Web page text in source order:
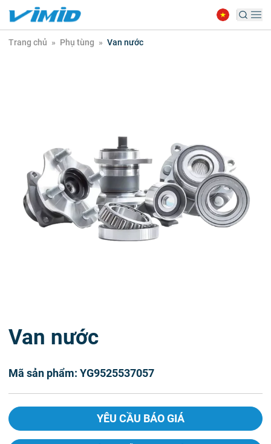
Trang chủ » Phụ tùng » Van nước
Van nước
Mã sản phẩm: YG9525537057
YÊU CẦU BÁO GIÁ